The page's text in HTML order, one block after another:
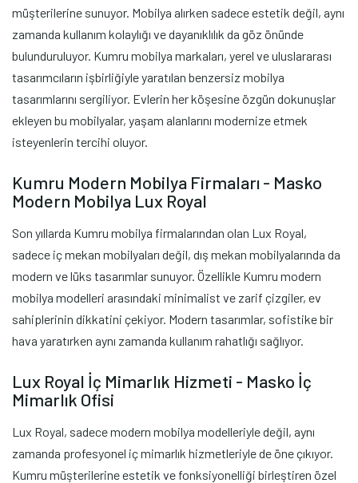
müşterilerine sunuyor. Mobilya alırken sadece estetik değil, aynı
zamanda kullanım kolaylığı ve dayanıklılık da göz önünde
bulunduruluyor. Kumru mobilya markaları, yerel ve uluslararası
tasarımcıların işbirliğiyle yaratılan benzersiz mobilya
tasarımlarını sergiliyor. Evlerin her köşesine özgün dokunuşlar
ekleyen bu mobilyalar, yaşam alanlarını modernize etmek
isteyenlerin tercihi oluyor.
Kumru Modern Mobilya Firmaları - Masko
Modern Mobilya Lux Royal
Son yıllarda Kumru mobilya firmalarından olan Lux Royal,
sadece iç mekan mobilyaları değil, dış mekan mobilyalarında da
modern ve lüks tasarımlar sunuyor. Özellikle Kumru modern
mobilya modelleri arasındaki minimalist ve zarif çizgiler, ev
sahiplerinin dikkatini çekiyor. Modern tasarımlar, sofistike bir
hava yaratırken aynı zamanda kullanım rahatlığı sağlıyor.
Lux Royal İç Mimarlık Hizmeti - Masko İç
Mimarlık Ofisi
Lux Royal, sadece modern mobilya modelleriyle değil, aynı
zamanda profesyonel iç mimarlık hizmetleriyle de öne çıkıyor.
Kumru müşterilerine estetik ve fonksiyonelliği birleştiren özel